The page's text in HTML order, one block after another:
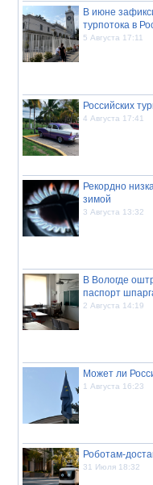
В июне
турпотока в
5 Августа 17:11
Российских
4 Августа 17:41
Рекордно
зимой
3 Августа 13:32
В Вологде
паспорт
2 Августа 14:19
Может ли
1 Августа 16:23
Роботам-
31 Июля 18:32